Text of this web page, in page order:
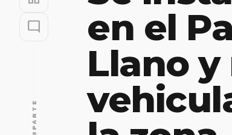
mode_comment
en el
Llano